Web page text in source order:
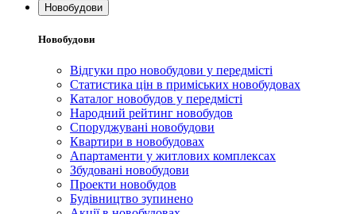
Новобудови
Новобудови
Відгуки про новобудови у передмісті
Статистика цін в приміських новобудовах
Каталог новобудов у передмісті
Народний рейтинг новобудов
Споруджувані новобудови
Квартири в новобудовах
Апартаменти у житлових комплексах
Збудовані новобудови
Проекти новобудов
Будівництво зупинено